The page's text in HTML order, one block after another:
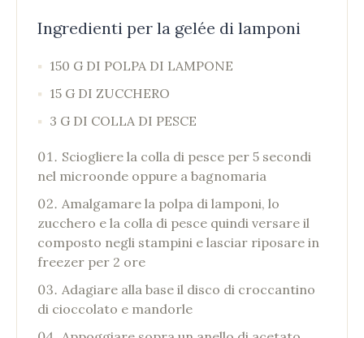
Ingredienti per la gelée di lamponi
150 G DI POLPA DI LAMPONE
15 G DI ZUCCHERO
3 G DI COLLA DI PESCE
Sciogliere la colla di pesce per 5 secondi
nel microonde oppure a bagnomaria
Amalgamare la polpa di lamponi, lo
zucchero e la colla di pesce quindi versare il
composto negli stampini e lasciar riposare in
freezer per 2 ore
Adagiare alla base il disco di croccantino
di cioccolato e mandorle